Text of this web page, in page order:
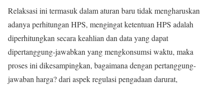
Relaksasi ini termasuk dalam aturan baru tidak mengharuskan
adanya perhitungan HPS, mengingat ketentuan HPS adalah
diperhitungkan secara keahlian dan data yang dapat
dipertanggung-jawabkan yang mengkonsumsi waktu, maka
proses ini dikesampingkan, bagaimana dengan pertanggung-
jawaban harga? dari aspek regulasi pengadaan darurat,